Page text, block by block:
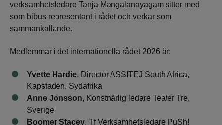
verksamhetsledare Tanja Mangalanayagam sitter med
som bibus representant i rådet och verkar som
sammankallande.
Medlemmar i det internationella rådet 2026 är:
Yvette Hardie, Director ASSITEJ South Africa,
Kapstaden, Sydafrika
Anne Jonsson, Konstnärlig ledare Teater Tre,
Sverige
Boomer Stacey, Tf Verksamhetsledare PuSh!